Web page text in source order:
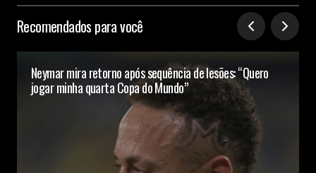
Recomendados para você
Neymar mira retorno após sequência de lesões: “Quero
jogar minha quarta Copa do Mundo”